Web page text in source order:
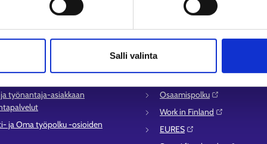
Salli valinta
yhteystiedot
työnantaja-asiakkaan
ja Oma työpolku -osioiden
KEHA-keskus⁠
Osaamispolku⁠
Work in Finland⁠
EURES⁠